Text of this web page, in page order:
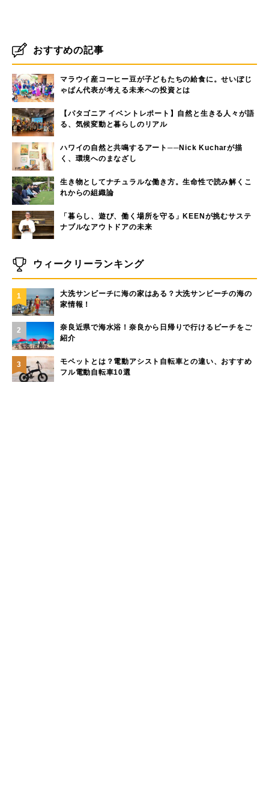
おすすめの記事
マラウイ産コーヒー豆が子どもたちの給食に。せいぼじ
ゃぱん代表が考える未来への投資とは
【パタゴニア イベントレポート】自然と生きる人々が語
る、気候変動と暮らしのリアル
ハワイの自然と共鳴するアート──Nick Kucharが描
く、環境へのまなざし
生き物としてナチュラルな働き方。生命性で読み解くこ
れからの組織論
「暮らし、遊び、働く場所を守る」KEENが挑むサステ
ナブルなアウトドアの未来
ウィークリーランキング
1
大洗サンビーチに海の家はある？大洗サンビーチの海の
家情報！
2
奈良近県で海水浴！奈良から日帰りで行けるビーチをご
紹介
3
モペットとは？電動アシスト自転車との違い、おすすめ
フル電動自転車10選